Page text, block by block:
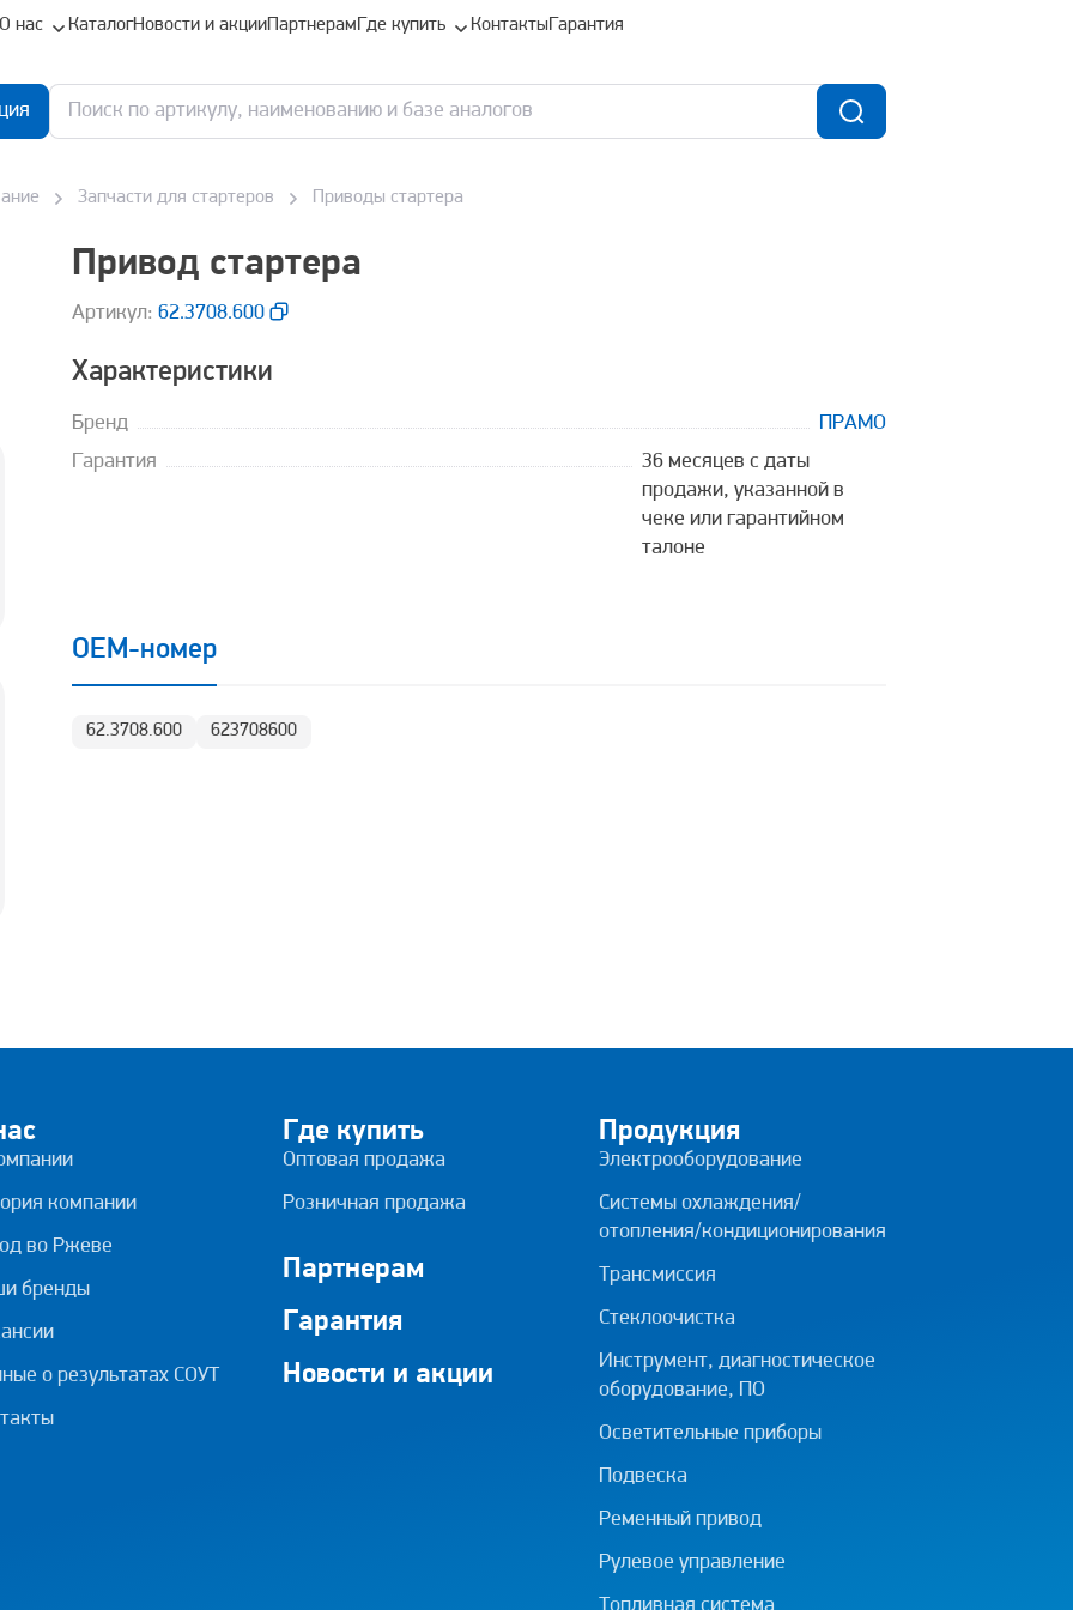
О нас КаталогНовости и акцииПартнерам Где купить КонтактыГарантия
Запчасти для стартеров Приводы стартера
Привод стартера
Aртикул: 62.3708.600
Характеристики
Бренд
ПРАМО
Гарантия
36 месяцев с даты
продажи, указанной в
чеке или гарантийном
талоне
OEM-номер
62.3708.600 623708600
компании
во Ржеве
бренды
о результатах СОУТ
Где купить
Оптовая продажа
Розничная продажа
Партнерам
Гарантия
Новости и акции
Продукция
Электрооборудование
Системы охлаждения/
отопления/кондиционирования
Трансмиссия
Стеклоочистка
Инструмент, диагностическое
оборудование, ПО
Осветительные приборы
Подвеска
Ременный привод
Рулевое управление